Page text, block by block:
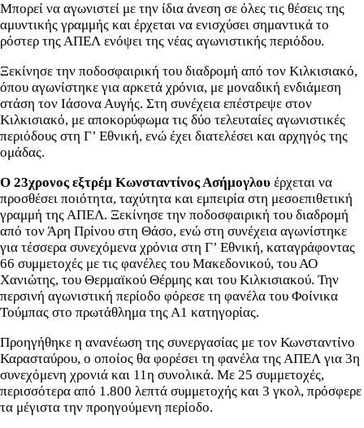
Μπορεί να αγωνιστεί με την ίδια άνεση σε όλες τις θέσεις της
αμυντικής γραμμής και έρχεται να ενισχύσει σημαντικά το
ρόστερ της ΑΠΕΛ ενόψει της νέας αγωνιστικής περιόδου.
Ξεκίνησε την ποδοσφαιρική του διαδρομή από τον Κιλκισιακό,
όπου αγωνίστηκε για αρκετά χρόνια, με μοναδική ενδιάμεση
στάση τον Ιάσονα Αυγής. Στη συνέχεια επέστρεψε στον
Κιλκισιακό, με αποκορύφωμα τις δύο τελευταίες αγωνιστικές
περιόδους στη Γ’ Εθνική, ενώ έχει διατελέσει και αρχηγός της
ομάδας.
Ο 23χρονος εξτρέμ Kωνσταντίνος Ασήμογλου έρχεται να
προσθέσει ποιότητα, ταχύτητα και εμπειρία στη μεσοεπιθετική
γραμμή της ΑΠΕΛ. Ξεκίνησε την ποδοσφαιρική του διαδρομή
από τον Άρη Πρίνου στη Θάσο, ενώ στη συνέχεια αγωνίστηκε
για τέσσερα συνεχόμενα χρόνια στη Γ’ Εθνική, καταγράφοντας
66 συμμετοχές με τις φανέλες του Μακεδονικού, του ΑΟ
Χανιώτης, του Θερμαϊκού Θέρμης και του Κιλκισιακού. Την
περσινή αγωνιστική περίοδο φόρεσε τη φανέλα του Φοίνικα
Τούμπας στο πρωτάθλημα της Α1 κατηγορίας.
Προηγήθηκε η ανανέωση της συνεργασίας με τον Κωνσταντίνο
Καρασταύρου, ο οποίος θα φορέσει τη φανέλα της ΑΠΕΛ για 3η
συνεχόμενη χρονιά και 11η συνολικά. Με 25 συμμετοχές,
περισσότερα από 1.800 λεπτά συμμετοχής και 3 γκολ, πρόσφερε
τα μέγιστα την προηγούμενη περίοδο.